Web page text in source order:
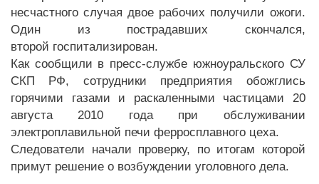
несчастного случая двое рабочих получили ожоги.
Один из пострадавших скончался,
второй госпитализирован.
Как сообщили в пресс-службе южноуральского СУ
СКП РФ, сотрудники предприятия обожглись
горячими газами и раскаленными частицами 20
августа 2010 года при обслуживании
электроплавильной печи ферросплавного цеха.
Следователи начали проверку, по итогам которой
примут решение о возбуждении уголовного дела.